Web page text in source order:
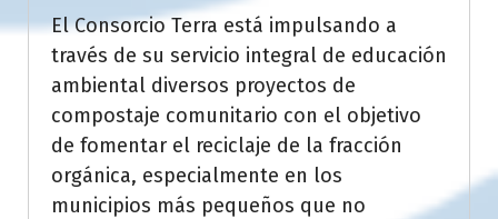
El Consorcio Terra está impulsando a
través de su servicio integral de educación
ambiental diversos proyectos de
compostaje comunitario con el objetivo
de fomentar el reciclaje de la fracción
orgánica, especialmente en los
municipios más pequeños que no